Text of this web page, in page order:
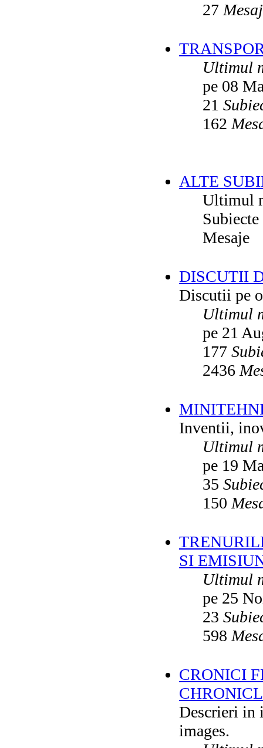
27
Ultimul
pe 08
21
162
ALTE
Ultimul
Subiecte
Mesaje
DISCUTII
Discutii pe
Ultimul
pe 21
177
2436
Inventii,
Ultimul
pe 19
35
150
SI
Ultimul
pe 25
23
598
CRONICI
Descrieri in
images.